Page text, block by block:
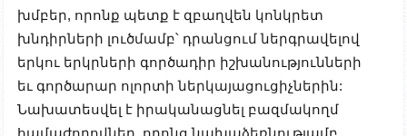
խմբեր, որոնք պետք է զբաղվեն կոնկրետ
խնդիրների լուծմամբ՝ դրանցում ներգրավելով
երկու երկրների գործադիր իշխանությունների
եւ գործարար ոլորտի ներկայացուցիչներին:
Նախատեսվել է իրականացնել բազմակողմ
համաժողովներ, որոնց նախաձեռնությամբ